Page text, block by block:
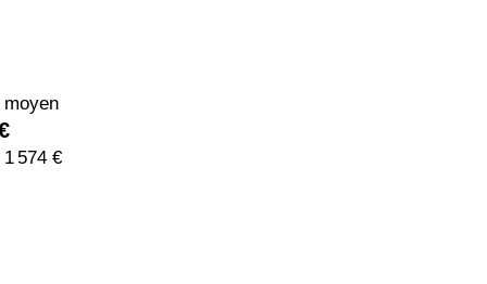
moyen
574 €